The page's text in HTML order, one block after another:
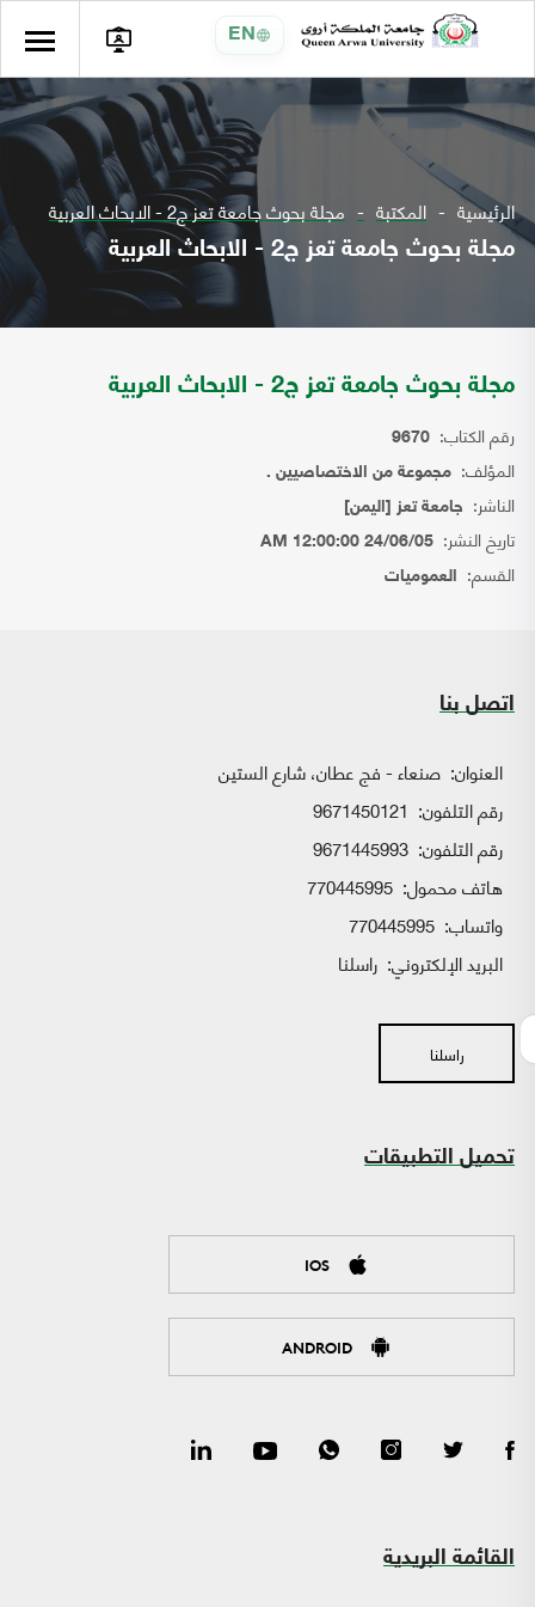
EN
الرئيسية المكتبة مجلة بحوث جامعة تعز ج2 - الابحاث العربية
مجلة بحوث جامعة تعز ج2 - الابحاث العربية
مجلة بحوث جامعة تعز ج2 - الابحاث العربية
رقم الكتاب: 9670
المؤلف: مجموعة من الاختصاصيين .
الناشر: جامعة تعز [اليمن]
تاريخ النشر: 24/06/05 12:00:00 AM
القسم: العموميات
اتصل بنا
العنوان: صنعاء - فج عطان، شارع الستين
رقم التلفون: 9671450121
رقم التلفون: 9671445993
هاتف محمول: 770445995
واتساب:
البريد الإلكتروني: راسلنا
راسلنا
تحميل التطبيقات
IOS
ANDROID
القائمة البريدية